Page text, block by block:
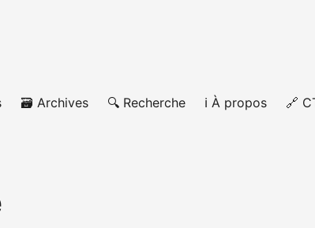
🗃️ Archives 🔍 Recherche ℹ️ À propos 🔗